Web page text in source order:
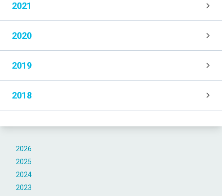
2025- yilning yanvar-iyun oylariga nisbatan foizda
2026
2025
2024
2023
2021
2020
2019
2018